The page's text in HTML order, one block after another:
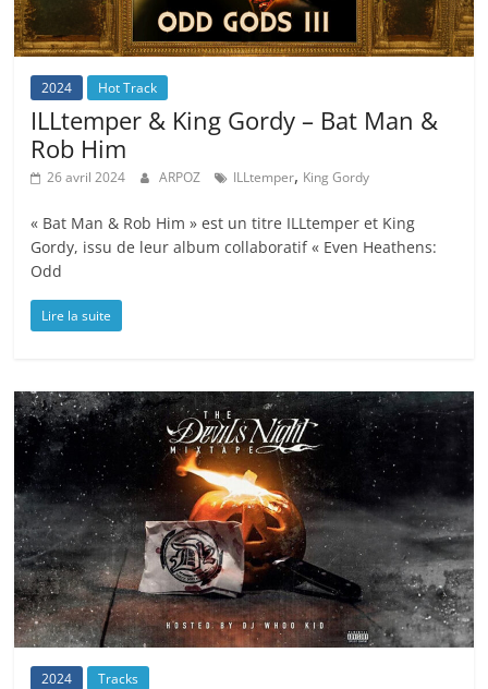
2024 Hot Track
ILLtemper & King Gordy – Bat Man &
Rob Him
26 avril 2024 ARPOZ ILLtemper, King Gordy
« Bat Man & Rob Him » est un titre ILLtemper et King
Gordy, issu de leur album collaboratif « Even Heathens:
Odd
Lire la suite
2024 Tracks